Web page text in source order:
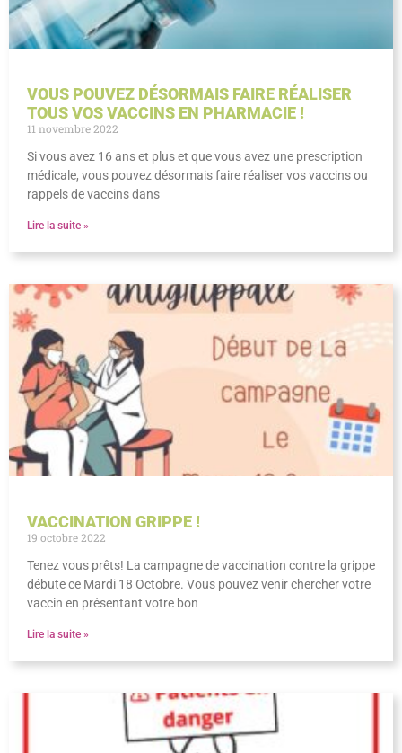
VOUS POUVEZ DÉSORMAIS FAIRE RÉALISER
TOUS VOS VACCINS EN PHARMACIE !
11 novembre 2022
Si vous avez 16 ans et plus et que vous avez une prescription
médicale, vous pouvez désormais faire réaliser vos vaccins ou
rappels de vaccins dans
Lire la suite »
VACCINATION GRIPPE !
19 octobre 2022
Tenez vous prêts! La campagne de vaccination contre la grippe
débute ce Mardi 18 Octobre. Vous pouvez venir chercher votre
vaccin en présentant votre bon
Lire la suite »